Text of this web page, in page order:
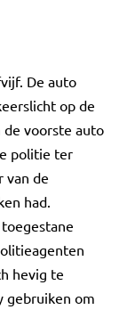
De auto
op de
de voorste auto
politie ter
van de
had.
hevig te
gebruiken om